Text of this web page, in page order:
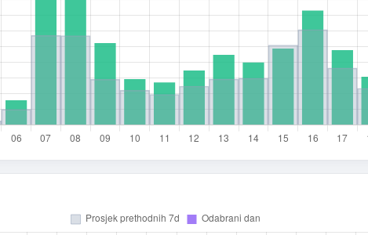
upisati e-mail — prijedlog možeš poslati i anonimno.
Odustani Pošalji